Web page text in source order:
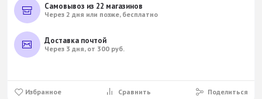
Самовывоз из 22 магазинов
Через 2 дня или позже, бесплатно
Доставка почтой
Через 3 дня, от 300 руб.
Избранное Сравнить Поделиться